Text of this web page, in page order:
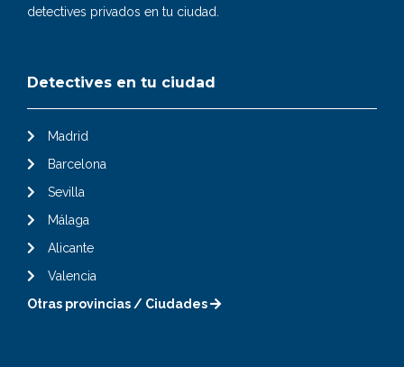
detectives privados en tu ciudad.
Detectives en tu ciudad
Madrid
Barcelona
Sevilla
Málaga
Alicante
Valencia
Otras provincias / Ciudades